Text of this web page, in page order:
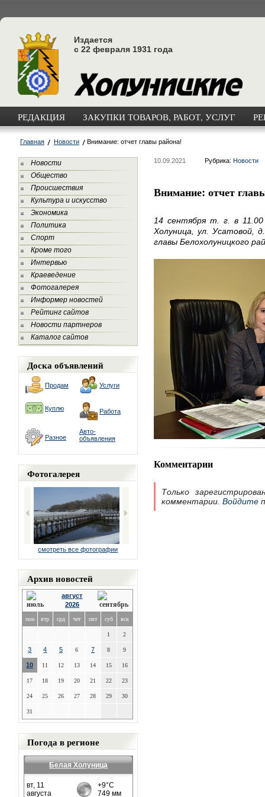
Издается
с 22 февраля 1931 года
РЕДАКЦИЯ ЗАКУПКИ ТОВАРОВ, РАБОТ, УСЛУГ
Главная Новости Внимание: отчет главы района!
Новости
Общество
Происшествия
Культура и искусство
Экономика
Политика
Спорт
Кроме того
Интервью
Краеведение
Фотогалерея
Информер новостей
Рейтинг сайтов
Новости партнеров
Каталог сайтов
Доска объявлений
Продам Услуги
Куплю Работа
Разное
Авто-
объявления
Фотогалерея
смотреть все фотографии
Архив новостей
август
2026
пон втр срд чет пят суб вск
1 2
3 4 5 6 7 8 9
10 11 12 13 14 15 16
17 18 19 20 21 22 23
24 25 26 27 28 29 30
31
Погода в регионе
Белая Холуница
10.09.2021 Рубрика: Новости
Внимание: отчет
14 сентября т. г. в
Холуница, ул. Усатовой,
главы Белохолуницкого
Комментарии
Только
комментарии. Войдите